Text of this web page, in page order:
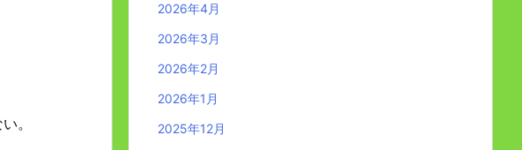
。
2026年4月
2026年3月
2026年2月
2026年1月
2025年12月